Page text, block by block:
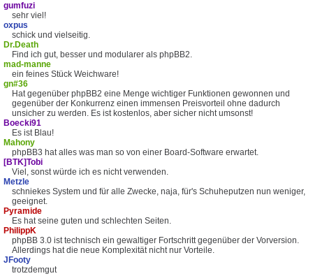
gumfuzi
sehr viel!
oxpus
schick und vielseitig.
Dr.Death
Find ich gut, besser und modularer als phpBB2.
mad-manne
ein feines Stück Weichware!
gn#36
Hat gegenüber phpBB2 eine Menge wichtiger Funktionen gewonnen und
gegenüber der Konkurrenz einen immensen Preisvorteil ohne dadurch
unsicher zu werden. Es ist kostenlos, aber sicher nicht umsonst!
Boecki91
Es ist Blau!
Mahony
phpBB3 hat alles was man so von einer Board-Software erwartet.
[BTK]Tobi
Viel, sonst würde ich es nicht verwenden.
Metzle
schniekes System und für alle Zwecke, naja, für's Schuheputzen nun weniger,
geeignet.
Pyramide
Es hat seine guten und schlechten Seiten.
PhilippK
phpBB 3.0 ist technisch ein gewaltiger Fortschritt gegenüber der Vorversion.
Allerdings hat die neue Komplexität nicht nur Vorteile.
JFooty
trotzdemgut